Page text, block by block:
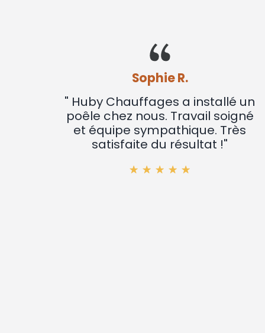
Sophie R.
" Huby Chauffages a installé un
poêle chez nous. Travail soigné
et équipe sympathique. Très
satisfaite du résultat !"